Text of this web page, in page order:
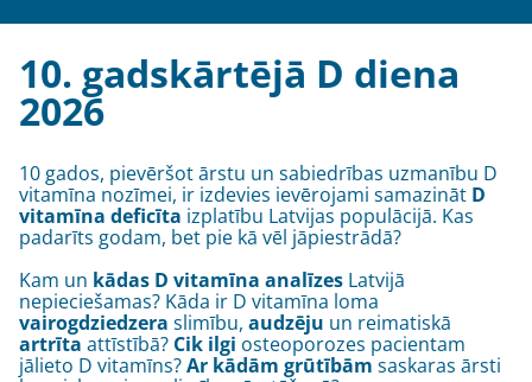
10. gadskārtējā D diena
2026
10 gados, pievēršot ārstu un sabiedrības uzmanību D
vitamīna nozīmei, ir izdevies ievērojami samazināt D
vitamīna deficīta izplatību Latvijas populācijā. Kas
padarīts godam, bet pie kā vēl jāpiestrādā?
Kam un kādas D vitamīna analīzes Latvijā
nepieciešamas? Kāda ir D vitamīna loma
vairogdziedzera slimību, audzēju un reimatiskā
artrīta attīstībā? Cik ilgi osteoporozes pacientam
jālieto D vitamīns?Ar kādām grūtībām saskaras ārsti